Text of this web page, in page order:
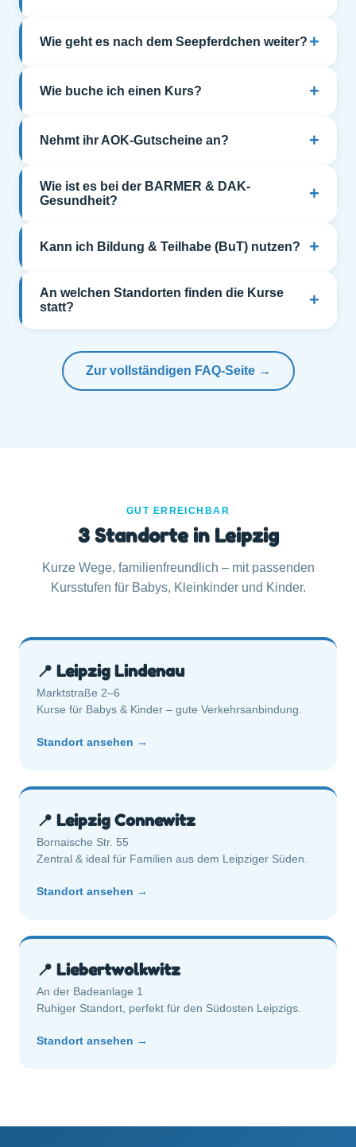
Wie geht es nach dem Seepferdchen weiter? +
Wie buche ich einen Kurs? +
Nehmt ihr AOK-Gutscheine an? +
Wie ist es bei der BARMER & DAK-
Gesundheit?
+
Kann ich Bildung & Teilhabe (BuT) nutzen? +
An welchen Standorten finden die Kurse
statt?
+
Zur vollständigen FAQ-Seite →
GUT ERREICHBAR
3 Standorte in Leipzig
Kurze Wege, familienfreundlich – mit passenden
Kursstufen für Babys, Kleinkinder und Kinder.
📍 Leipzig Lindenau
Marktstraße 2–6
Kurse für Babys & Kinder – gute Verkehrsanbindung.
Standort ansehen →
📍 Leipzig Connewitz
Bornaische Str. 55
Zentral & ideal für Familien aus dem Leipziger Süden.
Standort ansehen →
📍 Liebertwolkwitz
An der Badeanlage 1
Ruhiger Standort, perfekt für den Südosten Leipzigs.
Standort ansehen →